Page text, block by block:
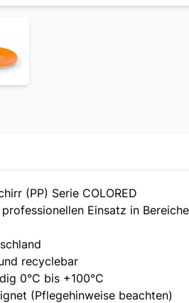
(PP) Serie COLORED
Einsatz in
recyclebar
0°C bis +100°C
(Pflegehinweise beachten)